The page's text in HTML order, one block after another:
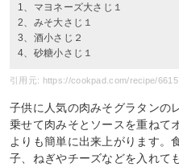
1、マヨネーズ大さじ１
2、みそ大さじ１
3、酒小さじ２
4、砂糖小さじ１
引用元: https://cookpad.com/recipe/
子供に人気の肉みそグラタンの
乗せて肉みそとソースを重ねて
よりも簡単に出来上がります。
子、ねぎやチーズなどを入れて